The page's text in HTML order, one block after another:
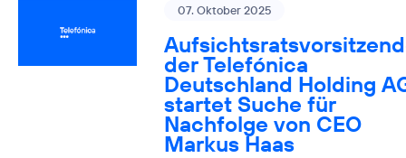
07. Oktober 2025
der Telefónica
Deutschland Holding
startet Suche für
Nachfolge von CEO
Markus Haas